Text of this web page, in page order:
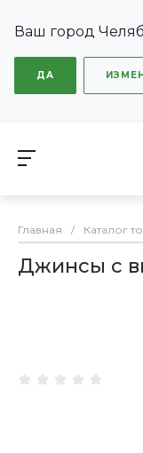
Ваш город
ДА
Главная / Каталог
Джинсы с